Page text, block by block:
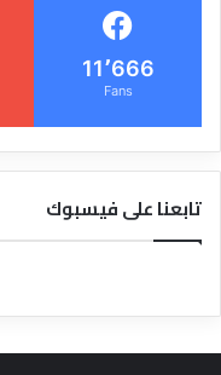
11٬666
Fans
تابعنا على فيسبوك